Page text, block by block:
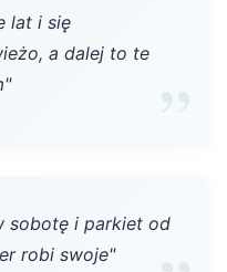
lat i się
a dalej to te
sobotę i parkiet od
robi swoje"